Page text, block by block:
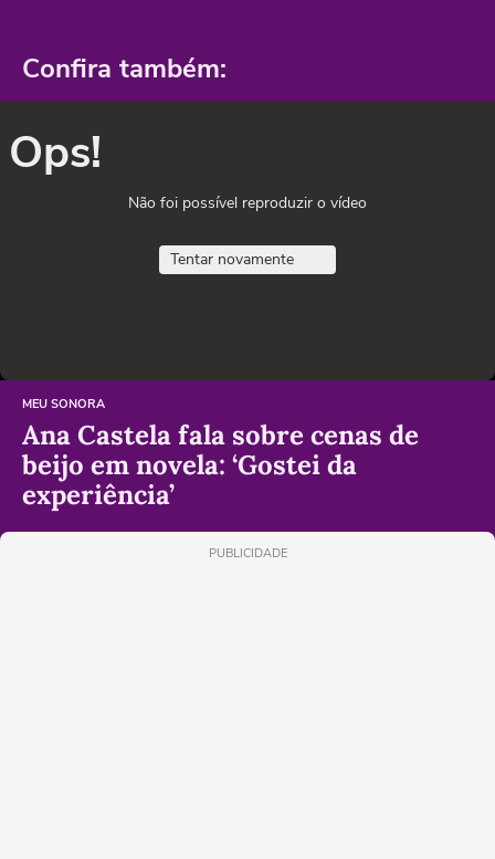
Confira também:
Ops!
Não foi possível reproduzir o vídeo
Tentar novamente
MEU SONORA
Ana Castela fala sobre cenas de
beijo em novela: ‘Gostei da
experiência’
PUBLICIDADE